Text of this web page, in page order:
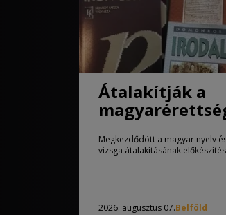
Átalakítják a
Megkezdődött a magyar nyelv
vizsga átalakításának
2026. augusztus 07.Belföld